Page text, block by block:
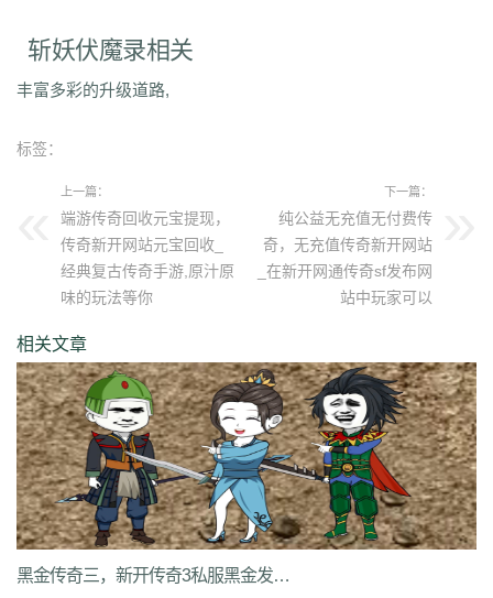
斩妖伏魔录相关
丰富多彩的升级道路,
标签：
上一篇：
端游传奇回收元宝提现，
传奇新开网站元宝回收_
经典复古传奇手游,原汁原
味的玩法等你
下一篇：
纯公益无充值无付费传
奇，无充值传奇新开网站
_在新开网通传奇sf发布网
站中玩家可以
相关文章
黑金传奇三，新开传奇3私服黑金发布_黑暗的冒险游戏,招募自己的英雄加入到你的团队